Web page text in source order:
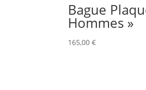
Bague
Hommes »
165,00€